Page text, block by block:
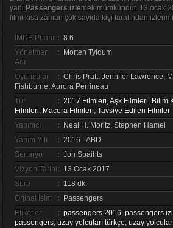
yani Passengers izlemek mümkündür. 13 ocak
filmi kısa zaman çok sayıda kişi tarafından
IMDB Puanı : 8.6
Yönetmen
Adı
: Morten Tyldum
Oyuncular : Chris Pratt, Jennifer Lawrence,
Fishburne, Aurora Perrineau
Tür
: 2017 Filmleri,Aşk Filmleri, Bilim
Filmleri, Macera Filmleri, Tavsiye Edilen Filmler
Yapımcı
: Neal H. Moritz, Stephen Hamel
Yapım Yılı
: 2016 - ABD
Senaryo
: Jon Spaihts
Vizyon Tarihi: 13 Ocak 2017
Süre
: 118 dk.
Orjinal İsim
: Passengers
Etiketler
: passengers 2016, passengers
passengers, uzay yolcuları türkçe, uzay